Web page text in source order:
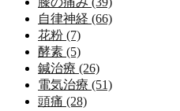
自律神経 (66)
花粉 (7)
酵素 (5)
鍼治療 (26)
電気治療 (51)
頭痛 (28)